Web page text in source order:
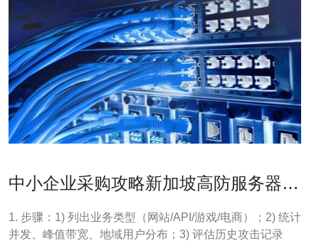
中小企业采购攻略新加坡高防服务器价
1. 步骤：1) 列出业务类型（网站/API/游戏/电商）；2) 统计
并发、峰值带宽、地域用户分布；3) 评估历史攻击记录